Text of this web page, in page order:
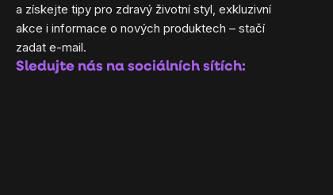
a získejte tipy pro zdravý životní styl, exkluzivní
akce i informace o nových produktech – stačí
zadat e-mail.
Sledujte nás na sociálních sítích: